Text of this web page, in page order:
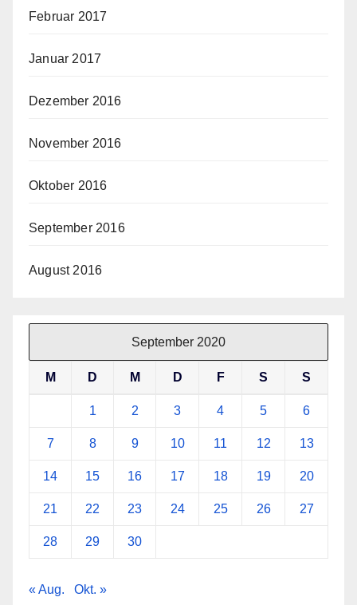
Februar 2017
Januar 2017
Dezember 2016
November 2016
Oktober 2016
September 2016
August 2016
September 2020
M D M D F S S
1 2 3 4 5 6
7 8 9 10 11 12 13
14 15 16 17 18 19 20
21 22 23 24 25 26 27
28 29 30
« Aug. Okt. »